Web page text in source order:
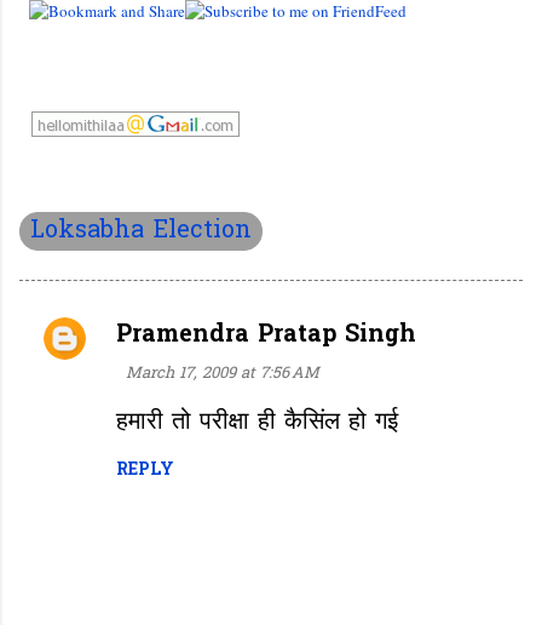
Loksabha Election
C
Pramendra Pratap Singh
March 17, 2009 at 7:56 AM
हमारी तो परीक्षा ही कैसिंल हो गई
REPLY